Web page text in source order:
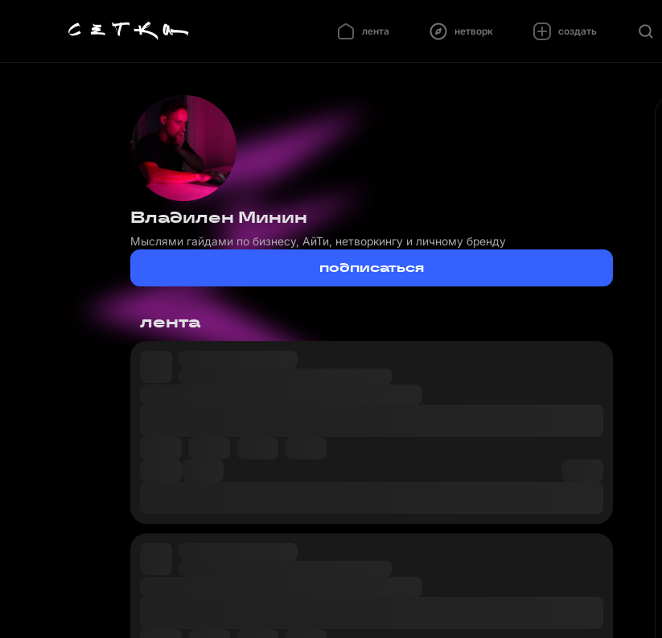
лента нетворк создать
Владилен Минин
Мыслями гайдами по бизнесу, АйТи, нетворкингу и личному бренду
подписаться
лента